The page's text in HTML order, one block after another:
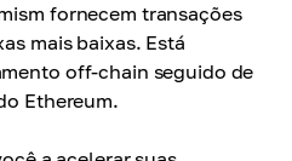
fornecem transações
mais baixas. Está
off-chain seguido de
Ethereum.